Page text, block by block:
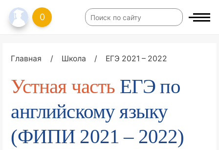
0
Главная / Школа / ЕГЭ 2021 – 2022
Устная часть ЕГЭ по
английскому языку
(ФИПИ 2021 – 2022)